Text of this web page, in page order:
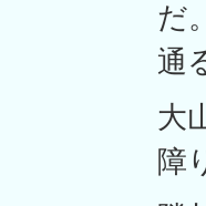
だ
通
大
障